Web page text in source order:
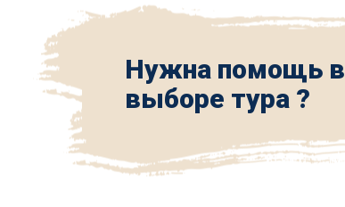
Нужна помощь в
выборе тура ?